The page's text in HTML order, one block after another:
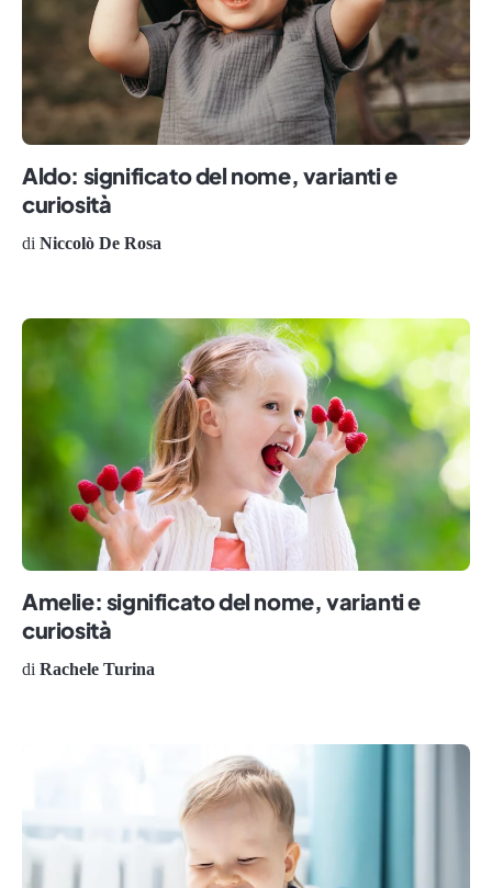
Aldo: significato del nome, varianti e
curiosità
di Niccolò De Rosa
Amelie: significato del nome, varianti e
curiosità
di Rachele Turina